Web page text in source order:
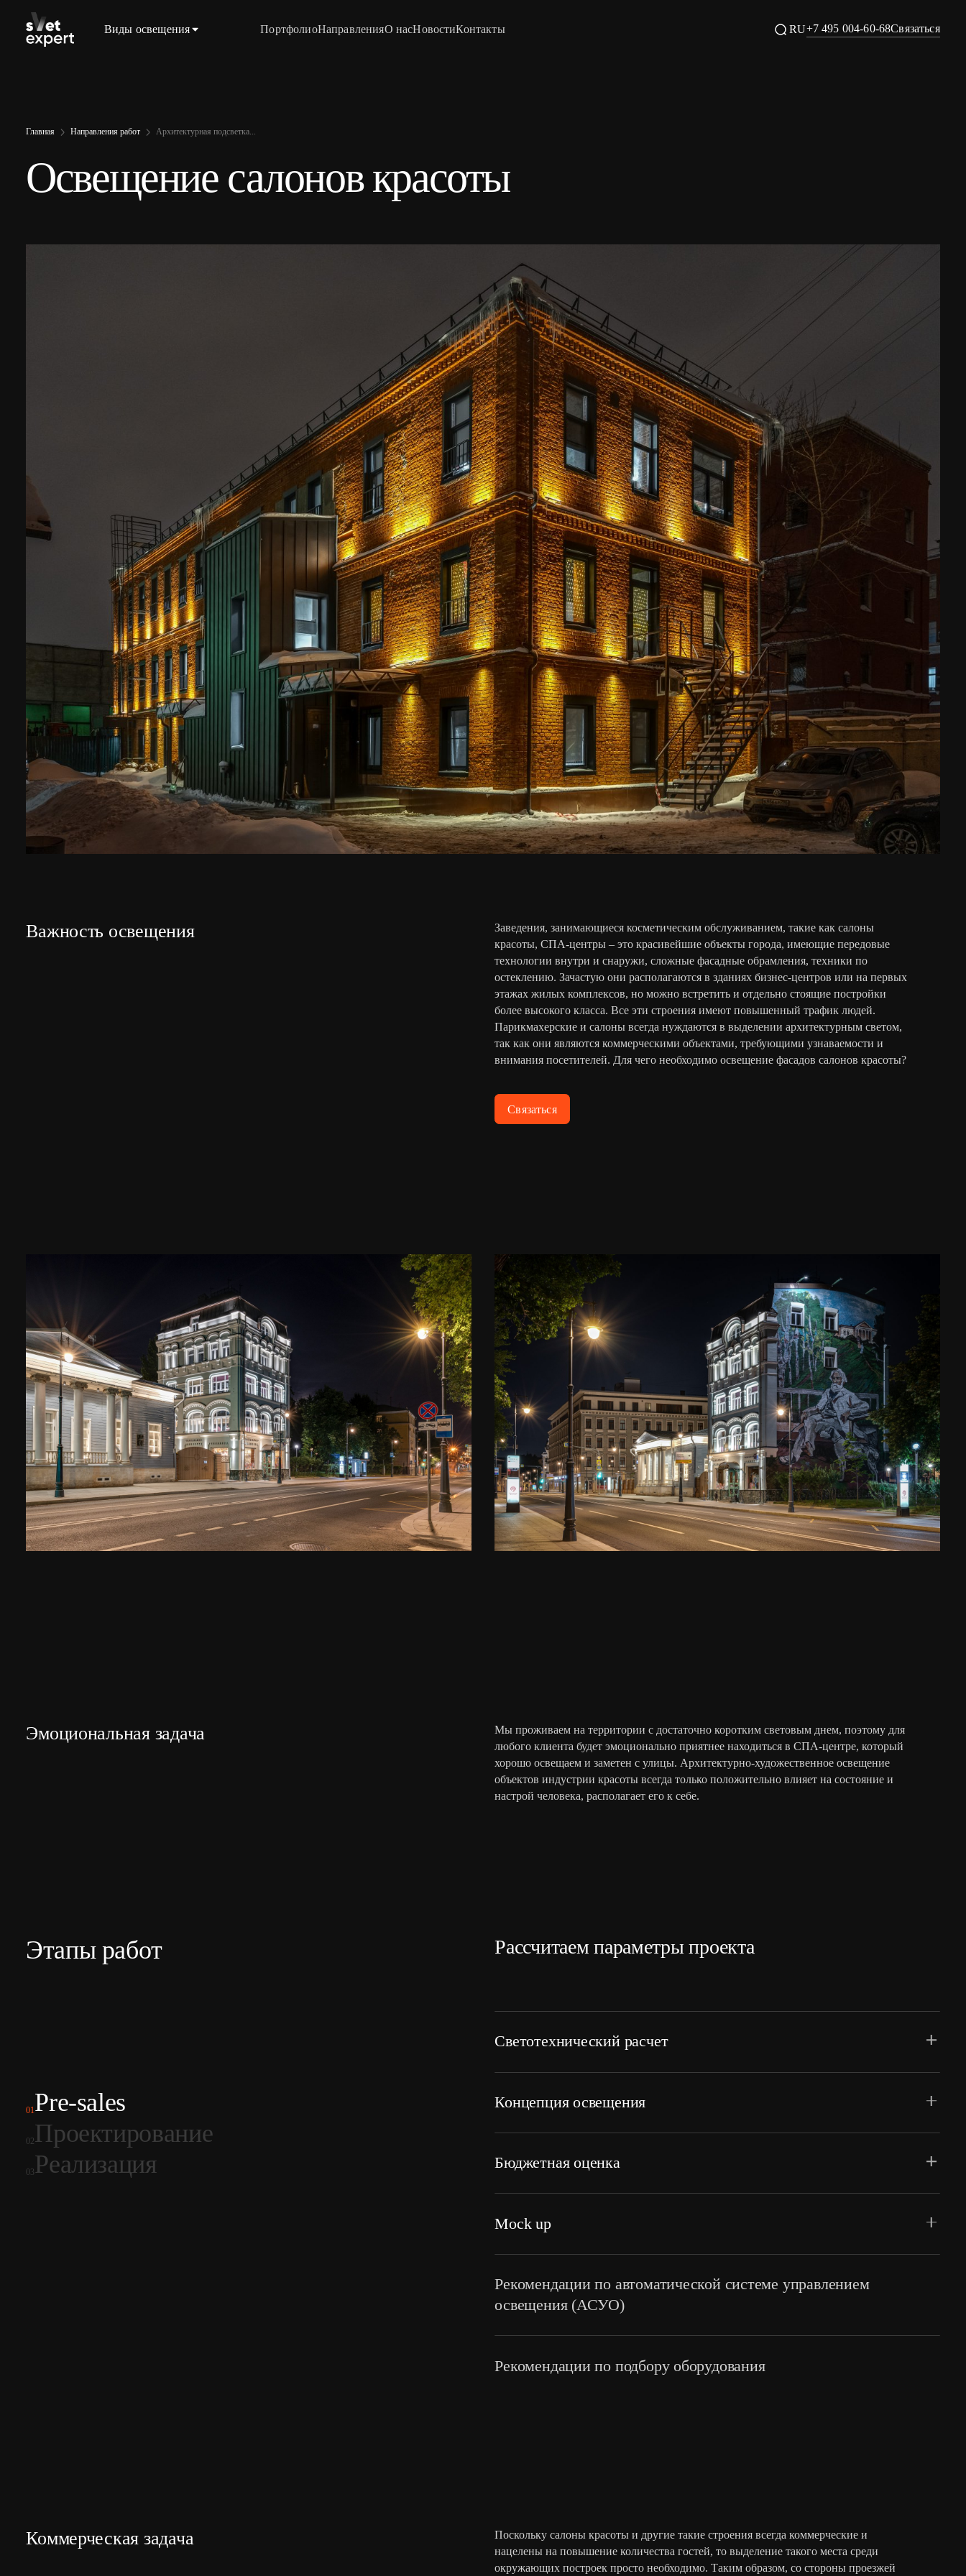
Виды освещения ПортфолиоНаправленияО насНовостиКонтакты RU+7 495 004-60-68Связаться
Главная Направления работ Архитектурная подсветка...
Освещение салонов красоты
Важность освещения
Заведения, занимающиеся косметическим обслуживанием, такие как салоны
красоты, СПА-центры – это красивейшие объекты города, имеющие передовые
технологии внутри и снаружи, сложные фасадные обрамления, техники по
остеклению. Зачастую они располагаются в зданиях бизнес-центров или на первых
этажах жилых комплексов, но можно встретить и отдельно стоящие постройки
более высокого класса. Все эти строения имеют повышенный трафик людей.
Парикмахерские и салоны всегда нуждаются в выделении архитектурным светом,
так как они являются коммерческими объектами, требующими узнаваемости и
внимания посетителей. Для чего необходимо освещение фасадов салонов красоты?
Связаться
Эмоциональная задача
Мы проживаем на территории с достаточно коротким световым днем, поэтому для
любого клиента будет эмоционально приятнее находиться в СПА-центре, который
хорошо освещаем и заметен с улицы. Архитектурно-художественное освещение
объектов индустрии красоты всегда только положительно влияет на состояние и
настрой человека, располагает его к себе.
Этапы работ
01 Pre-sales
02Проектирование
03Реализация
Рассчитаем параметры проекта
Светотехнический расчет
Создадим альбом со светотехническим расчетом, который выполняется в
требуется для подтверждения типов и количества оборудования в
Концепция освещения
Подберем вид освещения учитывая особенности архитектуры и
исследованием, визуализацией и дизайном светильников.
Бюджетная оценка
Сделаем бюджетную оценку по количеству осветительных приборов:
материалы. Вы получите коммерческую оценку проекта исходя из
Mock up
Организуем натурное моделирование на объекте (Mock Up). Смоделируем
Рекомендации по автоматической системе управлением
освещения (АСУО)
Рекомендации по подбору оборудования
Коммерческая задача
Поскольку салоны красоты и другие такие строения всегда коммерческие и
нацелены на повышение количества гостей, то выделение такого места среди
окружающих построек просто необходимо. Таким образом, со стороны проезжей